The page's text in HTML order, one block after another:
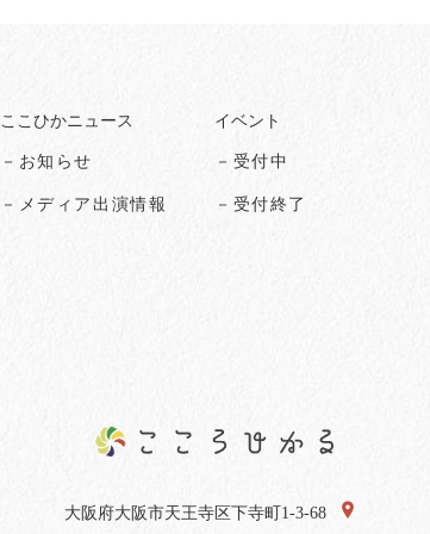
ここひかニュース
－お知らせ
－メディア出演情報
イベント
－受付中
－受付終了
大阪府大阪市天王寺区下寺町1-3-68